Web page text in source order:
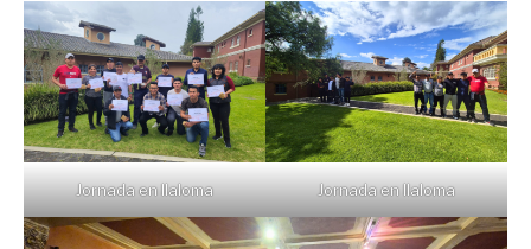
Jornada en Ilaloma Jornada en Ilaloma